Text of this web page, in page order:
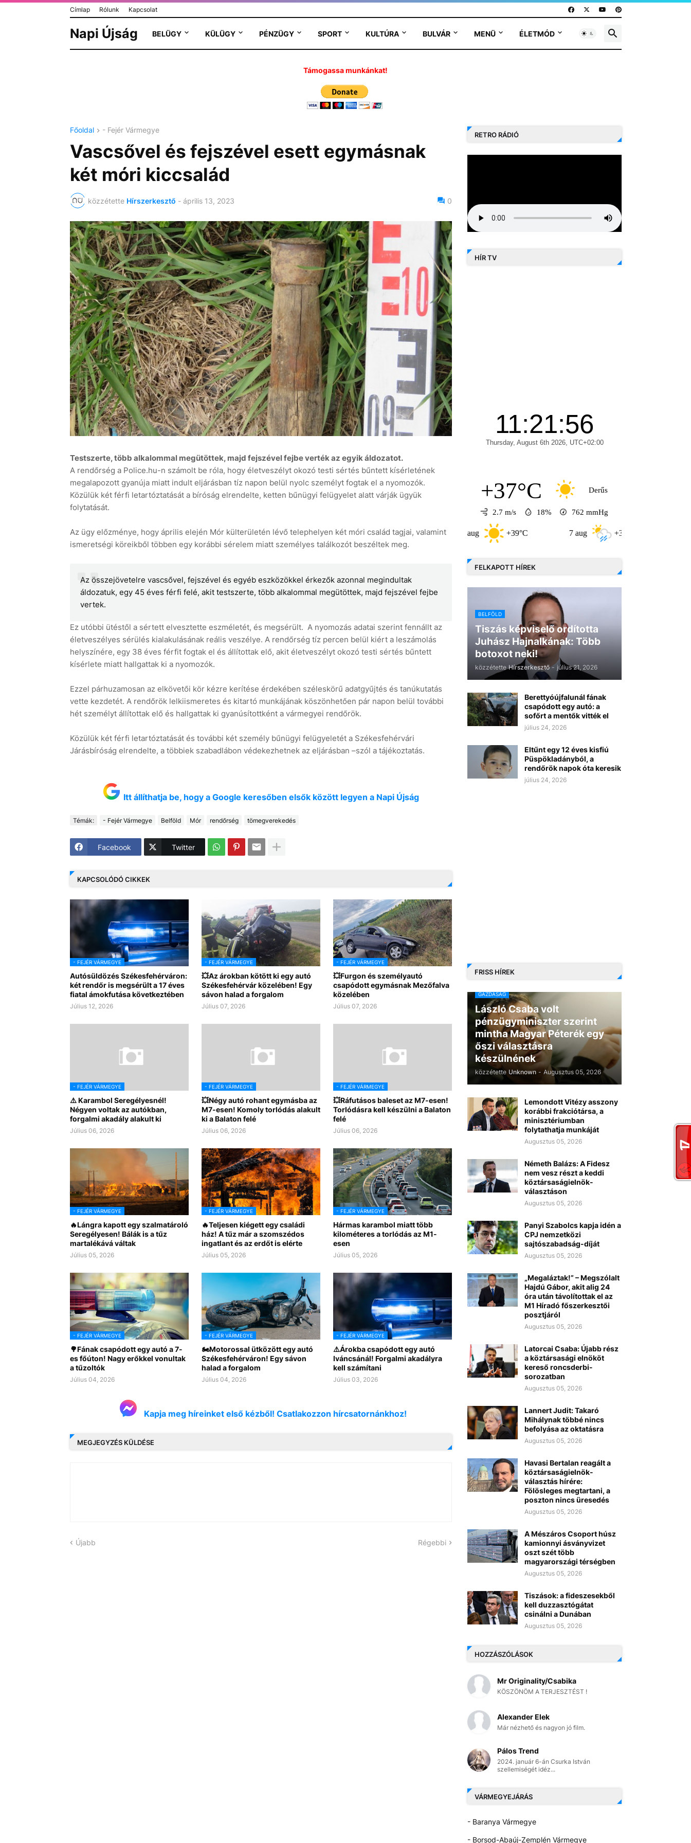
Címlap Rólunk Kapcsolat
Napi Újság BELÜGY KÜLÜGY PÉNZÜGY SPORT KULTÚRA BULVÁR MENÜ ÉLETMÓD
Támogassa munkánkat!
Főoldal - Fejér Vármegye
Vascsővel és fejszével esett egymásnak
két móri kiccsalád
közzétette Hírszerkesztő - április 13, 2023 0
Testszerte, több alkalommal megütöttek, majd fejszével fejbe verték az egyik áldozatot.
A rendőrség a Police.hu-n számolt be róla, hogy életveszélyt okozó testi sértés bűntett kísérletének
megalapozott gyanúja miatt indult eljárásban tíz napon belül nyolc személyt fogtak el a nyomozók.
Közülük két férfi letartóztatását a bíróság elrendelte, ketten bűnügyi felügyelet alatt várják ügyük
folytatását.
Az ügy előzménye, hogy április elején Mór külterületén lévő telephelyen két móri család tagjai, valamint
ismeretségi köreikből többen egy korábbi sérelem miatt személyes találkozót beszéltek meg.
Az összejövetelre vascsővel, fejszével és egyéb eszközökkel érkezők azonnal megindultak
áldozatuk, egy 45 éves férfi felé, akit testszerte, több alkalommal megütöttek, majd fejszével fejbe
vertek.
Ez utóbbi ütéstől a sértett elvesztette eszméletét, és megsérült. A nyomozás adatai szerint fennállt az
életveszélyes sérülés kialakulásának reális veszélye. A rendőrség tíz percen belül kiért a leszámolás
helyszínére, egy 38 éves férfit fogtak el és állítottak elő, akit életveszélyt okozó testi sértés bűntett
kísérlete miatt hallgattak ki a nyomozók.
Ezzel párhuzamosan az elkövetői kör kézre kerítése érdekében széleskörű adatgyűjtés és tanúkutatás
vette kezdetét. A rendőrök lelkiismeretes és kitartó munkájának köszönhetően pár napon belül további
hét személyt állítottak elő és hallgattak ki gyanúsítottként a vármegyei rendőrök.
Közülük két férfi letartóztatását és további két személy bűnügyi felügyeletét a Székesfehérvári
Járásbíróság elrendelte, a többiek szabadlábon védekezhetnek az eljárásban –szól a tájékoztatás.
Itt állíthatja be, hogy a Google keresőben elsők között legyen a Napi Újság
Témák: - Fejér Vármegye Belföld Mór rendőrség tömegverekedés
Facebook Twitter
KAPCSOLÓDÓ CIKKEK
- FEJÉR VÁRMEGYE
Autósüldözés Székesfehérváron:
két rendőr is megsérült a 17 éves
fiatal ámokfutása következtében
Július 12, 2026
- FEJÉR VÁRMEGYE
💥Az árokban kötött ki egy autó
Székesfehérvár közelében! Egy
sávon halad a forgalom
Július 07, 2026
- FEJÉR VÁRMEGYE
💥Furgon és személyautó
csapódott egymásnak Mezőfalva
közelében
Július 07, 2026
- FEJÉR VÁRMEGYE
⚠️ Karambol Seregélyesnél!
Négyen voltak az autókban,
forgalmi akadály alakult ki
Július 06, 2026
- FEJÉR VÁRMEGYE
💥Négy autó rohant egymásba az
M7-esen! Komoly torlódás alakult
ki a Balaton felé
Július 06, 2026
- FEJÉR VÁRMEGYE
💥Ráfutásos baleset az M7-esen!
Torlódásra kell készülni a Balaton
felé
Július 06, 2026
- FEJÉR VÁRMEGYE
🔥Lángra kapott egy szalmatároló
Seregélyesen! Bálák is a tűz
martalékává váltak
Július 05, 2026
- FEJÉR VÁRMEGYE
🔥Teljesen kiégett egy családi
ház! A tűz már a szomszédos
ingatlant és az erdőt is elérte
Július 05, 2026
- FEJÉR VÁRMEGYE
Hármas karambol miatt több
kilométeres a torlódás az M1-
esen
Július 05, 2026
- FEJÉR VÁRMEGYE
🌳Fának csapódott egy autó a 7-
es főúton! Nagy erőkkel vonultak
a tűzoltók
Július 04, 2026
- FEJÉR VÁRMEGYE
🏍Motorossal ütközött egy autó
Székesfehérváron! Egy sávon
halad a forgalom
Július 04, 2026
- FEJÉR VÁRMEGYE
⚠️Árokba csapódott egy autó
Iváncsánál! Forgalmi akadályra
kell számítani
Július 03, 2026
Kapja meg híreinket első kézből! Csatlakozzon hírcsatornánkhoz!
MEGJEGYZÉS KÜLDÉSE
Újabb Régebbi
RETRO RÁDIÓ
HÍR TV
+37°C Derűs
2.7 m/s 18% 762 mmHg
6 aug +39°C +32°C
FELKAPOTT HÍREK
BELFÖLD
Tiszás képviselő ordította
Juhász Hajnalkának: Több
botoxot neki!
közzétette Hírszerkesztő - július 21, 2026
Berettyóújfalunál fának
csapódott egy autó: a
sofőrt a mentők vitték el
július 24, 2026
Eltűnt egy 12 éves kisfiú
Püspökladányból, a
rendőrök napok óta keresik
július 24, 2026
FRISS HÍREK
GAZDASÁG
László Csaba volt
pénzügyminiszter szerint
mintha Magyar Péterék egy
őszi választásra
készülnének
közzétette Unknown - Augusztus 05, 2026
Lemondott Vitézy asszony
korábbi frakciótársa, a
minisztériumban
folytathatja munkáját
Augusztus 05, 2026
Németh Balázs: A Fidesz
nem vesz részt a keddi
köztársaságielnök-
választáson
Augusztus 05, 2026
Panyi Szabolcs kapja idén a
CPJ nemzetközi
sajtószabadság-díját
Augusztus 05, 2026
„Megaláztak!” – Megszólalt
Hajdú Gábor, akit alig 24
óra után távolítottak el az
M1 Híradó főszerkesztői
posztjáról
Augusztus 05, 2026
Latorcai Csaba: Újabb rész
a köztársasági elnököt
kereső roncsderbi-
sorozatban
Augusztus 05, 2026
Lannert Judit: Takaró
Mihálynak többé nincs
befolyása az oktatásra
Augusztus 05, 2026
Havasi Bertalan reagált a
köztársaságielnök-
választás hírére:
Fölösleges megtartani, a
poszton nincs üresedés
Augusztus 05, 2026
A Mészáros Csoport húsz
kamionnyi ásványvizet
oszt szét több
magyarországi térségben
Augusztus 05, 2026
Tiszások: a fideszesekből
kell duzzasztógátat
csinálni a Dunában
Augusztus 05, 2026
HOZZÁSZÓLÁSOK
Mr Originality/Csabika
KÖSZÖNÖM A TERJESZTÉST !
Alexander Elek
Már nézhető és nagyon jó film.
Pálos Trend
2024. január 6-án Csurka István
szellemiségét idéz...
VÁRMEGYEJÁRÁS
- Baranya Vármegye
- Borsod-Abaúj-Zemplén Vármegye